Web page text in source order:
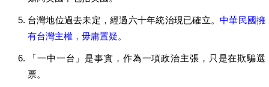
台灣地位過去未定，經過六十年統治現已確立。中華民國擁
有台灣主權，毋庸置疑。
「一中一台」是事實，作為一項政治主張，只是在欺騙選
票。